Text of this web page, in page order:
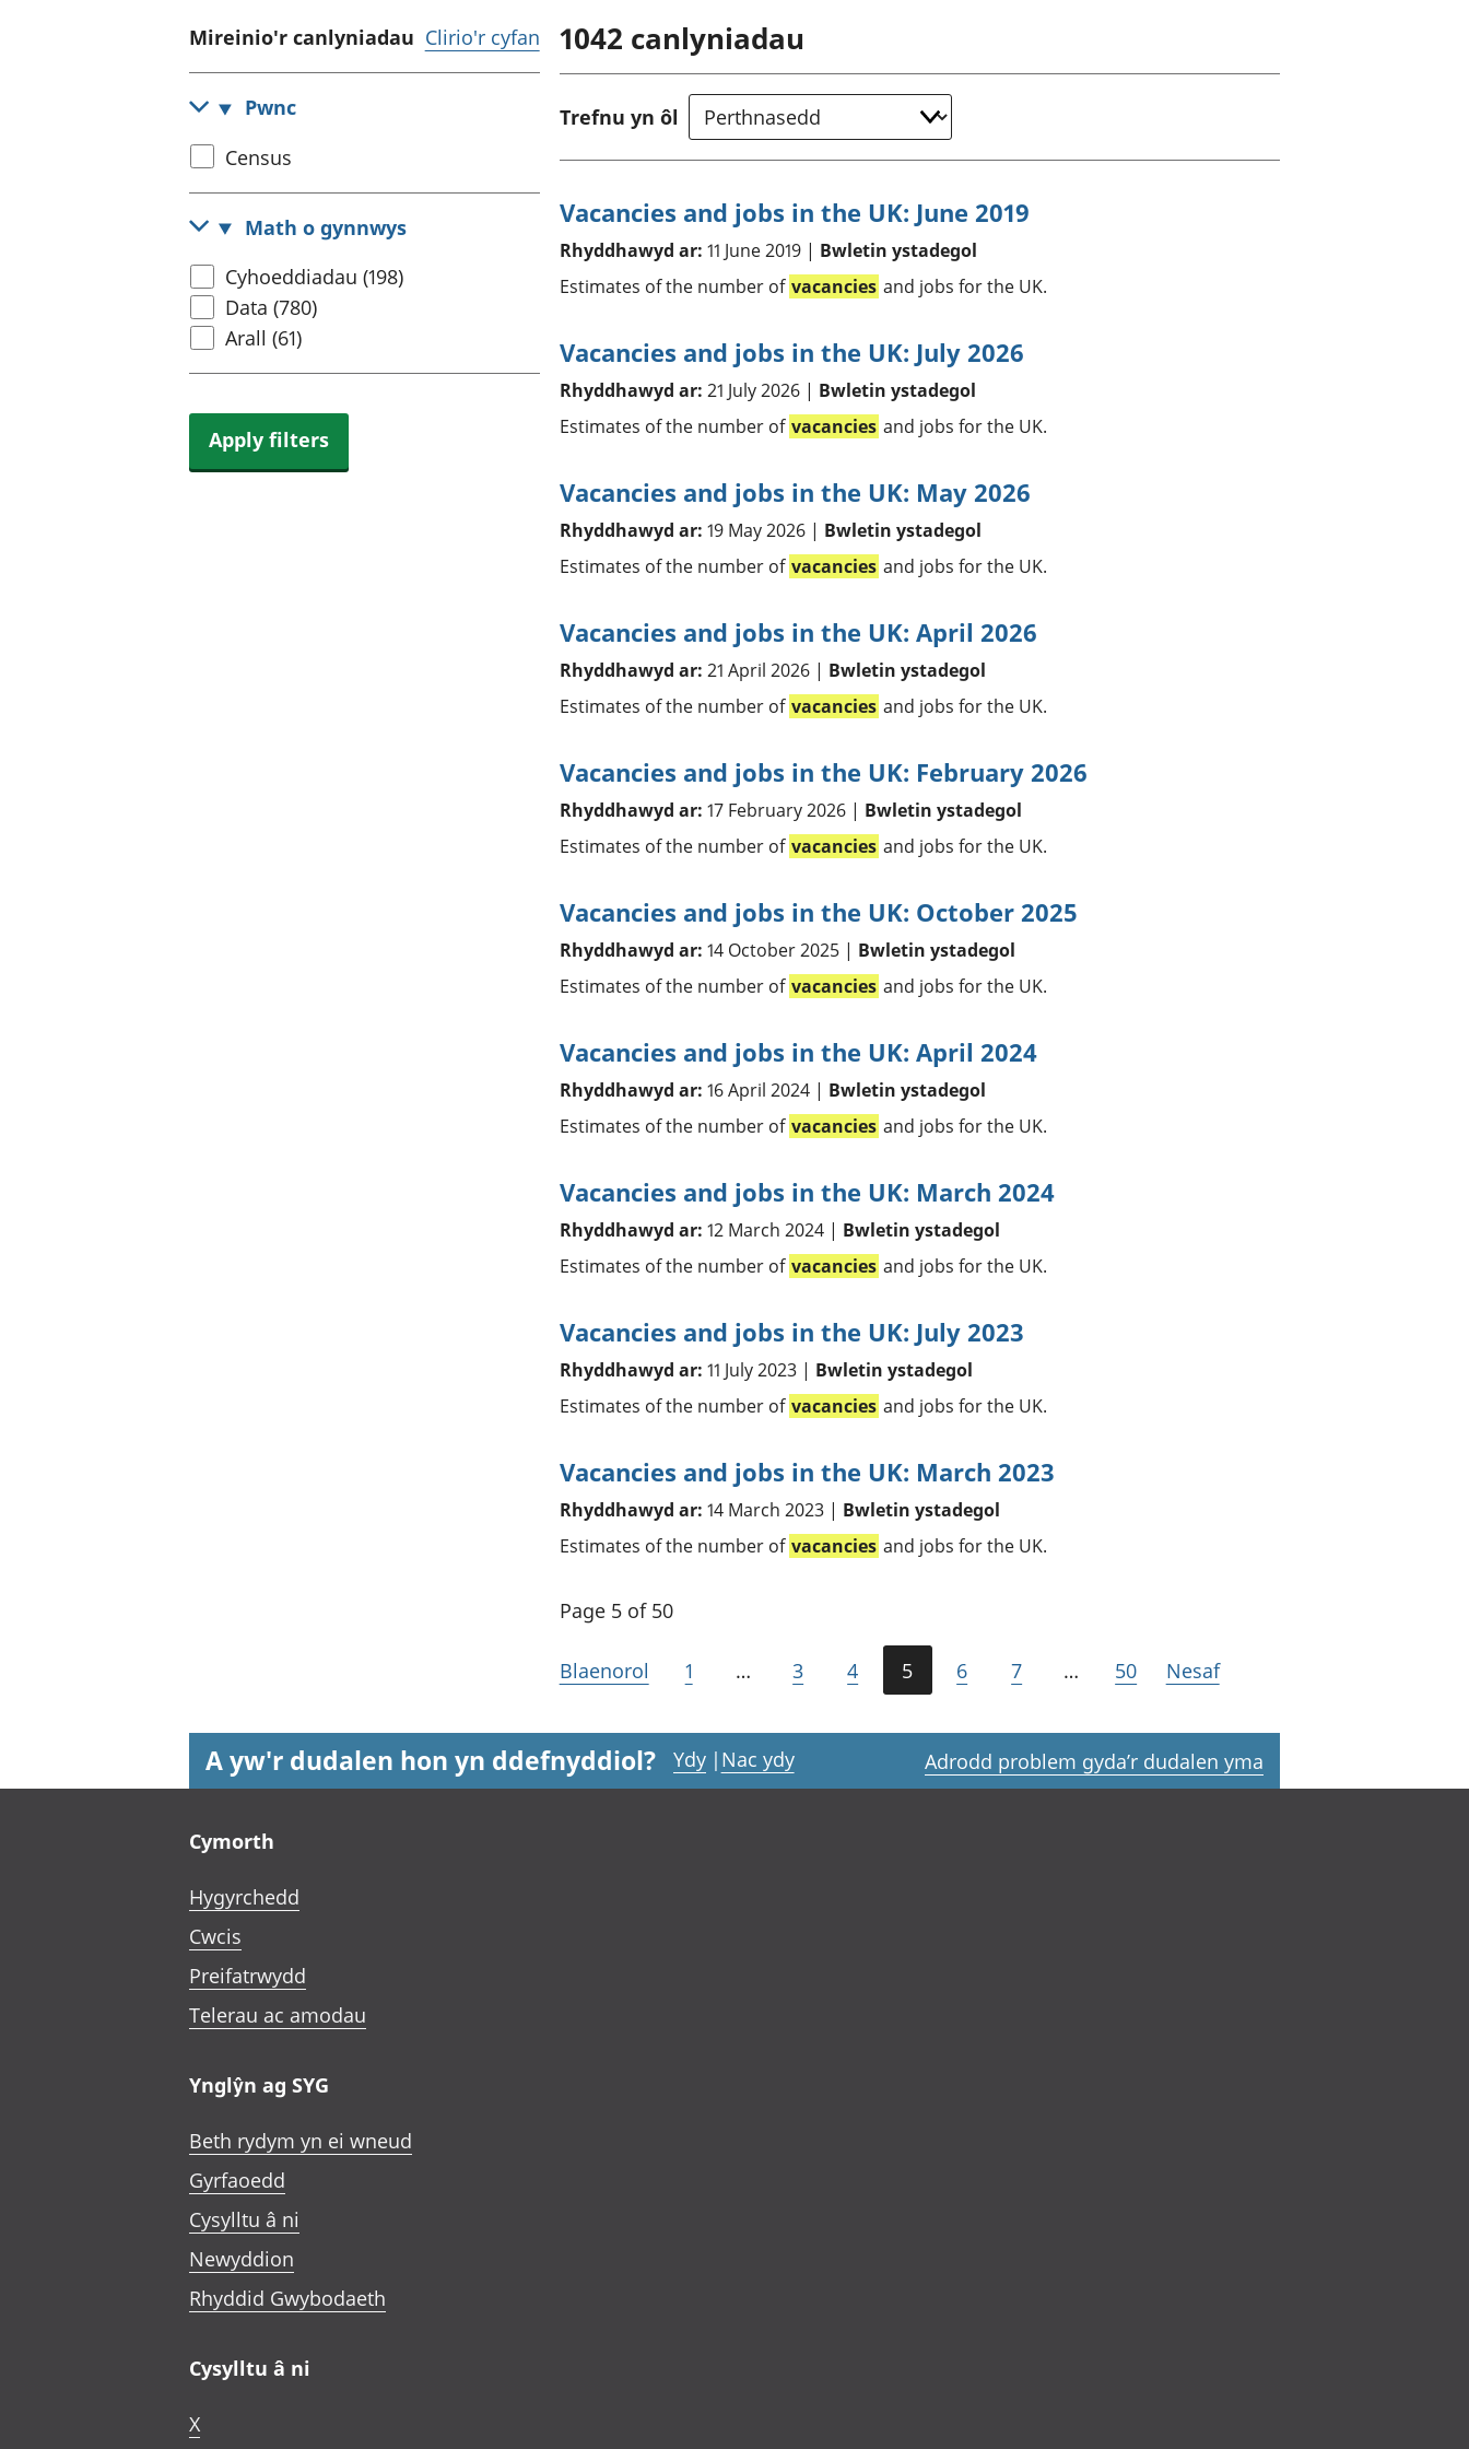
phrisiau
Buddsoddiadau,
pensiynau ac
Cyfrifon gwladol
Mireinio'r canlyniadau Clirio'r cyfan
Pwnc
Select
census
topic
Census
Math o gynnwys
Select
content
type
Cyhoeddiadau (198)
Data (780)
Arall (61)
Apply filters
1042 canlyniadau
Trefnu yn ôl
Vacancies and jobs in the UK: June 2019
Rhyddhawyd ar: 11 June 2019 | Bwletin ystadegol
Estimates of the number of vacancies and jobs for the UK.
Vacancies and jobs in the UK: July 2026
Rhyddhawyd ar: 21 July 2026 | Bwletin ystadegol
Estimates of the number of vacancies and jobs for the UK.
Vacancies and jobs in the UK: May 2026
Rhyddhawyd ar: 19 May 2026 | Bwletin ystadegol
Estimates of the number of vacancies and jobs for the UK.
Vacancies and jobs in the UK: April 2026
Rhyddhawyd ar: 21 April 2026 | Bwletin ystadegol
Estimates of the number of vacancies and jobs for the UK.
Vacancies and jobs in the UK: February 2026
Rhyddhawyd ar: 17 February 2026 | Bwletin ystadegol
Estimates of the number of vacancies and jobs for the UK.
Vacancies and jobs in the UK: October 2025
Rhyddhawyd ar: 14 October 2025 | Bwletin ystadegol
Estimates of the number of vacancies and jobs for the UK.
Vacancies and jobs in the UK: April 2024
Rhyddhawyd ar: 16 April 2024 | Bwletin ystadegol
Estimates of the number of vacancies and jobs for the UK.
Vacancies and jobs in the UK: March 2024
Rhyddhawyd ar: 12 March 2024 | Bwletin ystadegol
Estimates of the number of vacancies and jobs for the UK.
Vacancies and jobs in the UK: July 2023
Rhyddhawyd ar: 11 July 2023 | Bwletin ystadegol
Estimates of the number of vacancies and jobs for the UK.
Vacancies and jobs in the UK: March 2023
Rhyddhawyd ar: 14 March 2023 | Bwletin ystadegol
Estimates of the number of vacancies and jobs for the UK.
Page 5 of 50
Blaenorol 1 … 3 4 5 6 7 … 50 Nesaf
A yw'r dudalen hon yn ddefnyddiol? Ydy | Nac ydy Adrodd problem gyda’r dudalen yma
Cymorth
Hygyrchedd
Cwcis
Preifatrwydd
Telerau ac amodau
Ynglŷn ag SYG
Beth rydym yn ei wneud
Gyrfaoedd
Cysylltu â ni
Newyddion
Rhyddid Gwybodaeth
Cysylltu â ni
X